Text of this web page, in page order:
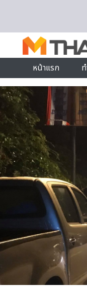
หน้าแรก